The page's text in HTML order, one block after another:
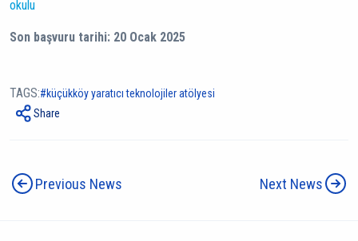
okulu
Son başvuru tarihi: 20 Ocak 2025
TAGS: küçükköy yaratıcı teknolojiler atölyesi
Share
Previous News Next News